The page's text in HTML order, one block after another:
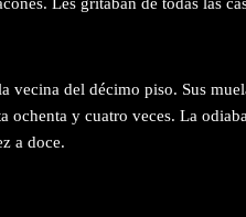
vecina del décimo piso. Sus
y cuatro veces. La
a doce.